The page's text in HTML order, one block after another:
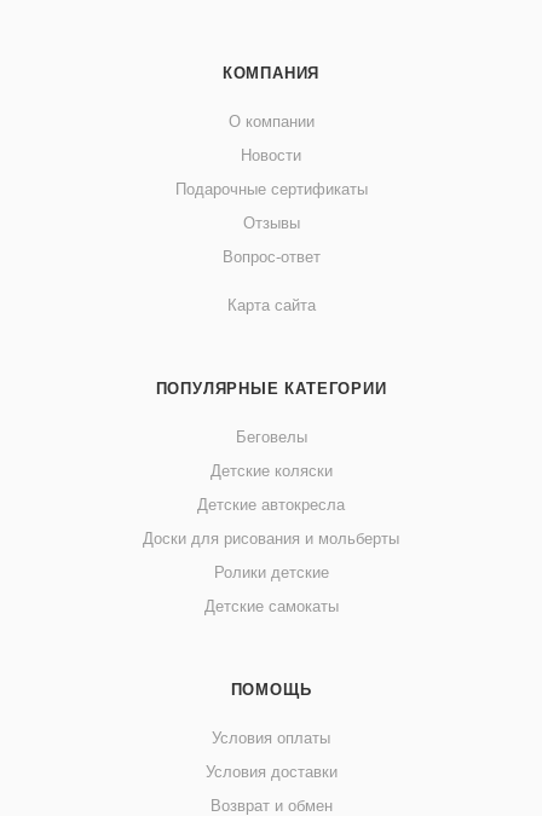
КОМПАНИЯ
О компании
Новости
Подарочные сертификаты
Отзывы
Вопрос-ответ
Карта сайта
ПОПУЛЯРНЫЕ КАТЕГОРИИ
Беговелы
Детские коляски
Детские автокресла
Доски для рисования и мольберты
Ролики детские
Детские самокаты
ПОМОЩЬ
Условия оплаты
Условия доставки
Возврат и обмен